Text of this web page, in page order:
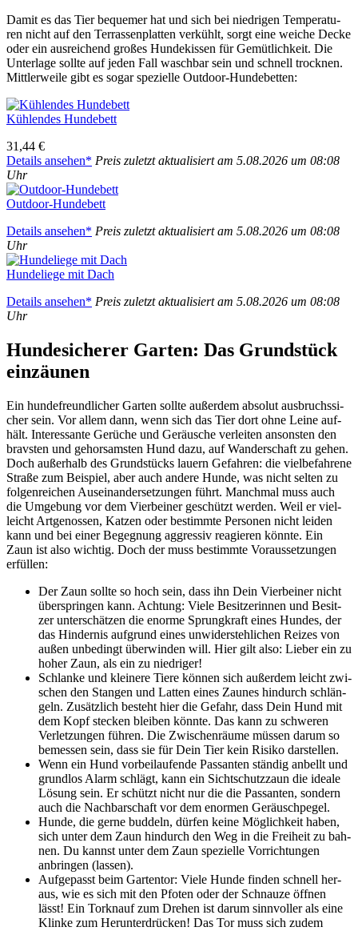
Damit es das Tier beque­mer hat und sich bei nied­ri­gen Tem­pe­ra­tu­
ren nicht auf den Ter­ras­sen­plat­ten ver­kühlt, sorgt eine wei­che Decke
oder ein aus­rei­chend gro­ßes Hun­de­kis­sen für Gemüt­lich­keit. Die
Unter­la­ge soll­te auf jeden Fall wasch­bar sein und schnell trock­nen.
Mitt­ler­wei­le gibt es sogar spe­zi­el­le Out­door-Hun­de­bet­ten:
Küh­len­des Hun­de­bett
31,44 €
Details anse­hen* Preis zuletzt aktua­li­siert am 5.08.2026 um 08:08
Uhr
Out­door-Hun­de­bett
Details anse­hen* Preis zuletzt aktua­li­siert am 5.08.2026 um 08:08
Uhr
Hun­de­lie­ge mit Dach
Details anse­hen* Preis zuletzt aktua­li­siert am 5.08.2026 um 08:08
Uhr
Hun­de­si­che­rer Gar­ten: Das Grund­stück
ein­zäu­nen
Ein hun­de­freund­li­cher Gar­ten soll­te außer­dem abso­lut aus­bruchs­si­
cher sein. Vor allem dann, wenn sich das Tier dort ohne Lei­ne auf­
hält. Inter­es­san­te Gerü­che und Geräu­sche ver­lei­ten ansons­ten den
bravs­ten und gehor­sams­ten Hund dazu, auf Wan­der­schaft zu gehen.
Doch außer­halb des Grund­stücks lau­ern Gefah­ren: die viel­be­fah­re­ne
Stra­ße zum Bei­spiel, aber auch ande­re Hun­de, was nicht sel­ten zu
fol­gen­rei­chen Aus­ein­an­der­set­zun­gen führt. Manch­mal muss auch
die Umge­bung vor dem Vier­bei­ner geschützt wer­den. Weil er viel­
leicht Art­ge­nos­sen, Kat­zen oder bestimm­te Per­so­nen nicht lei­den
kann und bei einer Begeg­nung aggres­siv reagie­ren könn­te. Ein
Zaun ist also wich­tig. Doch der muss bestimm­te Vor­aus­set­zun­gen
erfül­len:
Der Zaun soll­te so hoch sein, dass ihn Dein Vier­bei­ner nicht
über­sprin­gen kann. Ach­tung: Vie­le Besit­ze­rin­nen und Besit­
zer unter­schät­zen die enor­me Sprung­kraft eines Hun­des, der
das Hin­der­nis auf­grund eines unwi­der­steh­li­chen Rei­zes von
außen unbe­dingt über­win­den will. Hier gilt also: Lie­ber ein zu
hoher Zaun, als ein zu nied­ri­ger!
Schlan­ke und klei­ne­re Tie­re kön­nen sich außer­dem leicht zwi­
schen den Stan­gen und Lat­ten eines Zau­nes hin­durch schlän­
geln. Zusätz­lich besteht hier die Gefahr, dass Dein Hund mit
dem Kopf ste­cken blei­ben könn­te. Das kann zu schwe­ren
Ver­let­zun­gen füh­ren. Die Zwi­schen­räu­me müs­sen dar­um so
bemes­sen sein, dass sie für Dein Tier kein Risi­ko dar­stel­len.
Wenn ein Hund vor­bei­lau­fen­de Pas­san­ten stän­dig anbellt und
grund­los Alarm schlägt, kann ein Sicht­schutz­zaun die idea­le
Lösung sein. Er schützt nicht nur die die Pas­san­ten, son­dern
auch die Nach­bar­schaft vor dem enor­men Geräusch­pe­gel.
Hun­de, die ger­ne bud­deln, dür­fen kei­ne Mög­lich­keit haben,
sich unter dem Zaun hin­durch den Weg in die Frei­heit zu bah­
nen. Du kannst unter dem Zaun spe­zi­el­le Vor­rich­tun­gen
anbrin­gen (las­sen).
Auf­ge­passt beim Gar­ten­tor: Vie­le Hun­de fin­den schnell her­
aus, wie es sich mit den Pfo­ten oder der Schnau­ze öff­nen
lässt! Ein Tor­knauf zum Dre­hen ist dar­um sinn­vol­ler als eine
Klin­ke zum Her­un­ter­drü­cken! Das Tor muss sich zudem